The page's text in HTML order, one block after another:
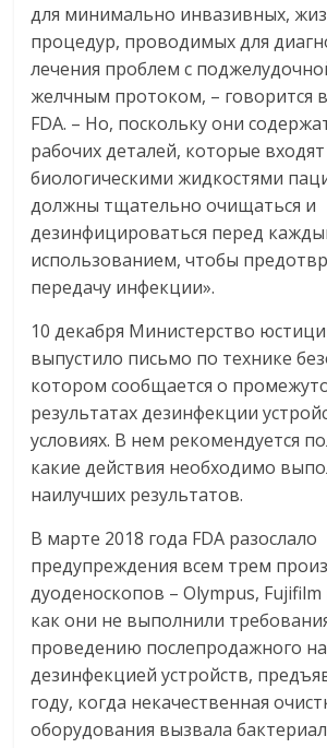
для минимально инвазивных,
процедур, проводимых для
лечения проблем с
желчным протоком, – говорится
FDA. – Но, поскольку они
рабочих деталей, которые
биологическими жидкостями
должны тщательно очищаться и
дезинфицироваться перед
использованием, чтобы
передачу инфекции».
10 декабря Министерство
выпустило письмо по технике
котором сообщается о
результатах дезинфекции
условиях. В нем рекомендуется
какие действия необходимо
наилучших результатов.
В марте 2018 года FDA разослало
предупреждения всем трем
дуоденоскопов – Olympus, Fujifilm
как они не выполнили
проведению послепродажного
дезинфекцией устройств,
году, когда некачественная
оборудования вызвала